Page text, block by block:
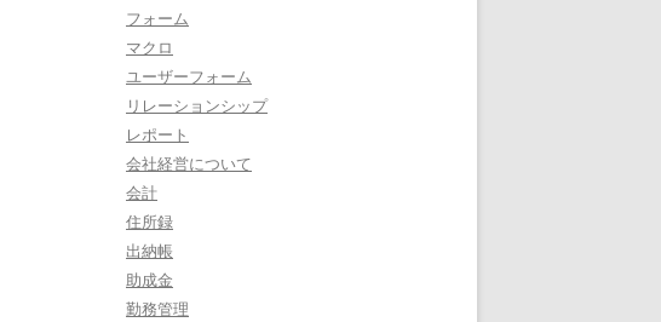
フォーム
マクロ
ユーザーフォーム
リレーションシップ
レポート
会社経営について
会計
住所録
出納帳
助成金
勤務管理